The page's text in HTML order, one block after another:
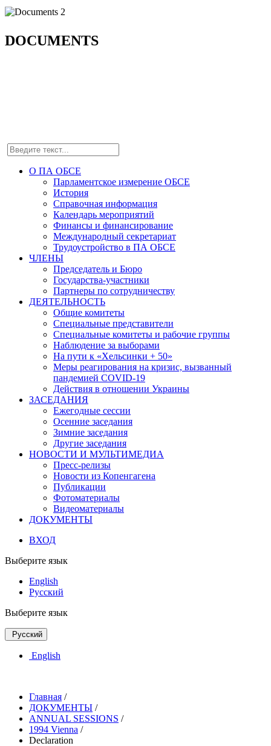
DOCUMENTS
О ПА ОБСЕ
Парламентское измерение ОБСЕ
История
Справочная информация
Календарь мероприятий
Финансы и финансирование
Международный секретариат
Трудоустройство в ПА ОБСЕ
ЧЛЕНЫ
Председатель и Бюро
Государства-участники
Партнеры по сотрудничеству
ДЕЯТЕЛЬНОСТЬ
Общие комитеты
Специальные представители
Специальные комитеты и рабочие группы
Наблюдение за выборами
На пути к «Хельсинки + 50»
Меры реагирования на кризис, вызванный
пандемией COVID-19
Действия в отношении Украины
ЗАСЕДАНИЯ
Ежегодные сессии
Осенние заседания
Зимние заседания
Другие заседания
НОВОСТИ И МУЛЬТИМЕДИА
Пресс-релизы
Новости из Копенгагена
Публикации
Фотоматериалы
Видеоматериалы
ДОКУМЕНТЫ
ВХОД
Выберите язык
English
Русский
Выберите язык
Русский
English
Главная /
ДОКУМЕНТЫ /
ANNUAL SESSIONS /
1994 Vienna /
Declaration